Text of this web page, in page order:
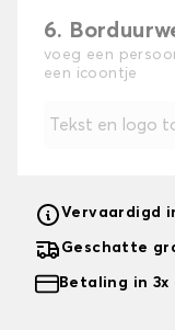
6.
voeg een
een icoontje
Tekst en logo
Vervaardigd
Geschatte
Betaling in